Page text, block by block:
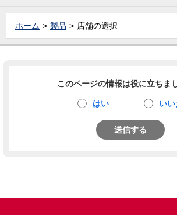
ホーム 製品 店舗の選択
このページの情報は役に立ちま
はい いい
送信する